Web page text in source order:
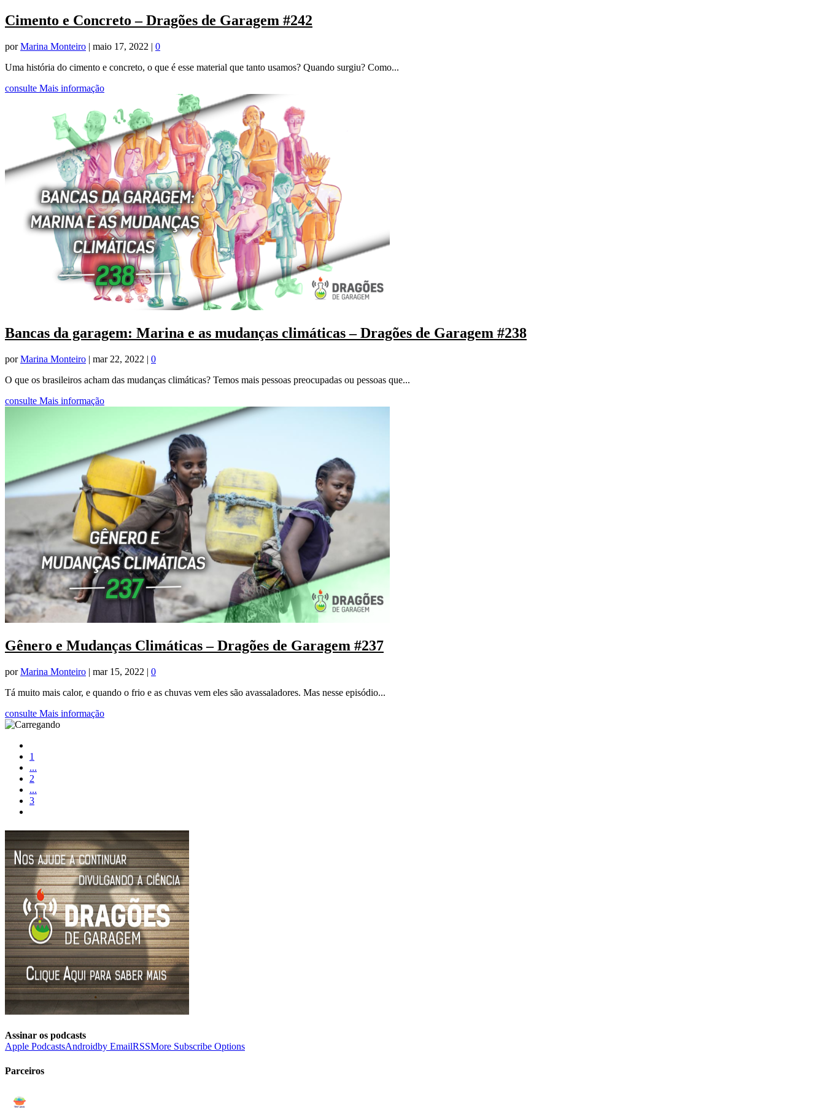
Cimento e Concreto – Dragões de Garagem #242
porMarina Monteiro | maio 17, 2022 | 0
Uma história do cimento e concreto, o que é esse material que tanto usamos? Quando surgiu? Como...
consulte Mais informação
Bancas da garagem: Marina e as mudanças climáticas – Dragões de Garagem #238
porMarina Monteiro | mar 22, 2022 | 0
O que os brasileiros acham das mudanças climáticas? Temos mais pessoas preocupadas ou pessoas que...
consulte Mais informação
Gênero e Mudanças Climáticas – Dragões de Garagem #237
porMarina Monteiro | mar 15, 2022 | 0
Tá muito mais calor, e quando o frio e as chuvas vem eles são avassaladores. Mas nesse episódio...
consulte Mais informação
1
...
2
...
3
Assinar os podcasts
Apple PodcastsAndroidby EmailRSSMore Subscribe Options
Parceiros